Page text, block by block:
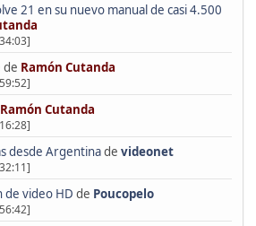
21 en su nuevo manual de casi 4.500
de Ramón Cutanda
Ramón Cutanda
desde Argentinade videonet
de video HD de Poucopelo